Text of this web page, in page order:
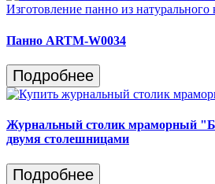
Панно ARTM-W0034
Подробнее
Журнальный столик мраморный
двумя столешницами
Подробнее